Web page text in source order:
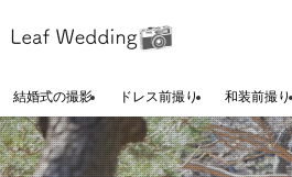
結婚式の撮影 ドレス前撮り 和装前撮り